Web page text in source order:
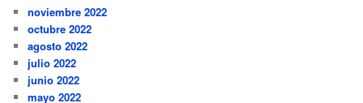
noviembre 2022
octubre 2022
agosto 2022
julio 2022
junio 2022
mayo 2022